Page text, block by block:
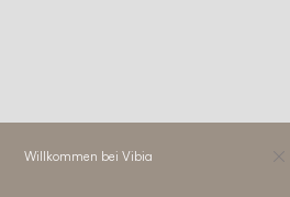
Willkommen bei Vibia